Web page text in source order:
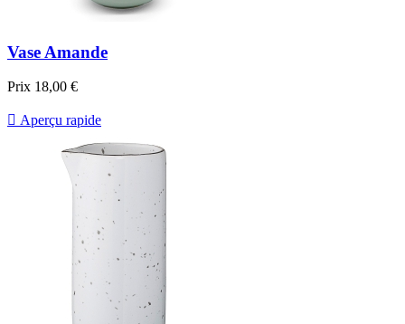
Vase Amande
Prix 18,00 €
 Aperçu rapide